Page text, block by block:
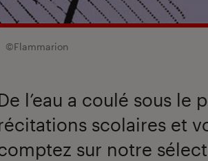
©Flammarion
l’eau a coulé sous le
scolaires et
sur notre